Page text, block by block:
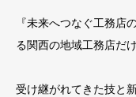
『未来へつなぐ工務店
る関西の地域工務店だ
受け継がれてきた技と